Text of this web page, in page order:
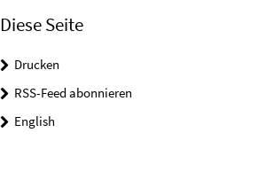
Diese Seite
Drucken
RSS-Feed abonnieren
English